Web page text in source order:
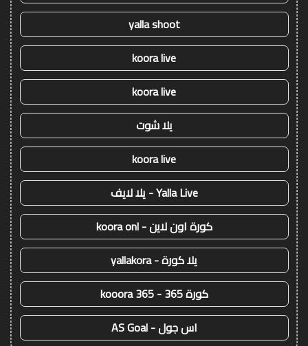
yalla shoot
koora live
koora live
يلا شوت
koora live
Yalla Live - يلا لايف
كورة اون لاين - koora onl
يلا كورة - yallakora
كورة 365 - kooora 365
اس جول - AS Goal